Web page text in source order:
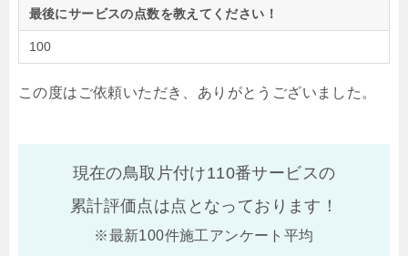
最後にサービスの点数を教えてください！
100
この度はご依頼いただき、ありがとうございました。
現在の鳥取片付け110番サービスの
累計評価点は点となっております！
※最新100件施工アンケート平均